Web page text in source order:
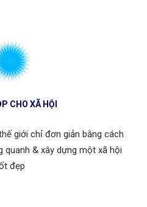
CHO XÃ HỘI
giới chỉ đơn giản bằng cách
quanh & xây dựng một xã hội
đẹp